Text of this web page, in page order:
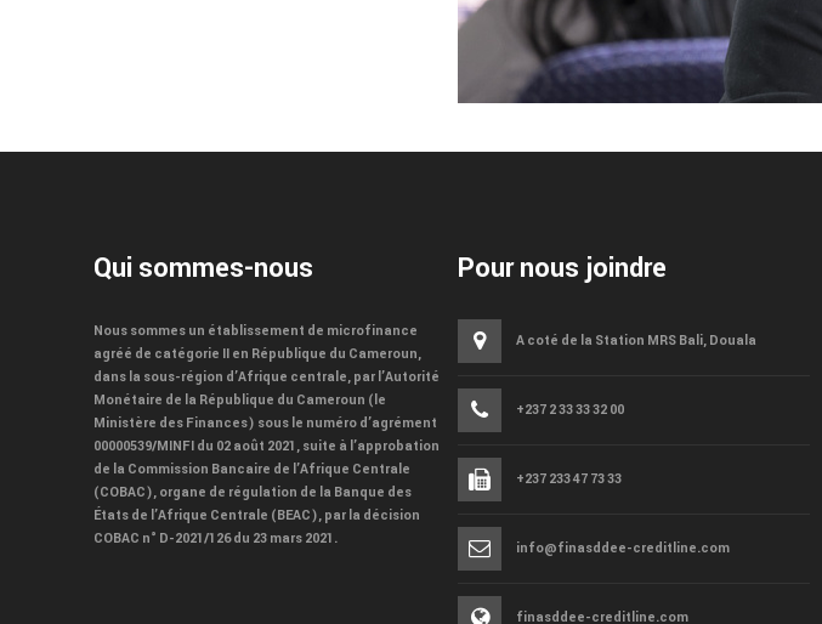
Qui sommes-nous
Nous sommes un établissement de microfinance
agréé de catégorie II en République du Cameroun,
dans la sous-région d’Afrique centrale, par l’Autorité
Monétaire de la République du Cameroun (le
Ministère des Finances) sous le numéro d’agrément
00000539/MINFI du 02 août 2021, suite à l’approbation
de la Commission Bancaire de l’Afrique Centrale
(COBAC), organe de régulation de la Banque des
États de l’Afrique Centrale (BEAC), par la décision
COBAC n° D-2021/126 du 23 mars 2021.
Pour nous joindre
A coté de la Station MRS Bali, Douala
+237 2 33 33 32 00
+237 233 47 73 33
info@finasddee-creditline.com
finasddee-creditline.com